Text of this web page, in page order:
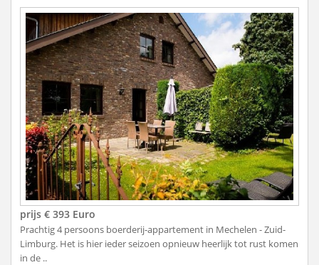
prijs € 393 Euro
Prachtig 4 persoons boerderij-appartement in Mechelen - Zuid-
Limburg. Het is hier ieder seizoen opnieuw heerlijk tot rust komen
in de ..